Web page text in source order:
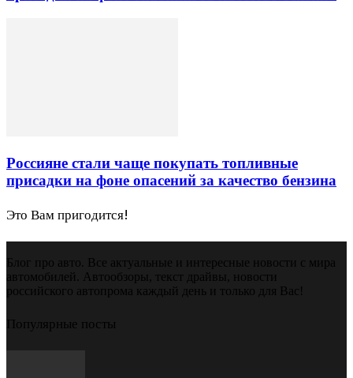
Россияне стали чаще покупать топливные
присадки на фоне опасений за качество бензина
Это Вам пригодится!
Блог про авто. Все актуальные и интересные новости с мира
автомобилей. Автообзоры, текст драйвы, новости
российского автопрома каждый день и только для Вас!
Популярные посты